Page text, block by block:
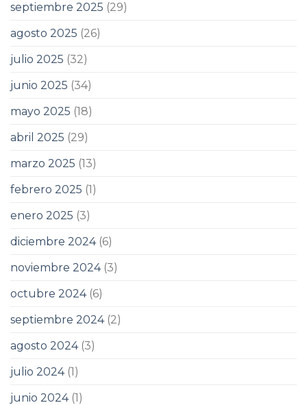
septiembre 2025 (29)
agosto 2025 (26)
julio 2025 (32)
junio 2025 (34)
mayo 2025 (18)
abril 2025 (29)
marzo 2025 (13)
febrero 2025 (1)
enero 2025 (3)
diciembre 2024(6)
noviembre 2024(3)
octubre 2024(6)
septiembre 2024(2)
agosto 2024(3)
julio 2024(1)
junio 2024(1)